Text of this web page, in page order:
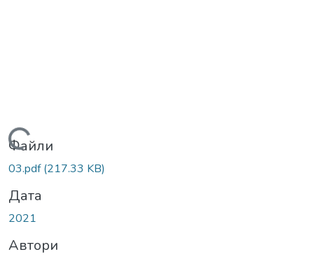
Вантажиться...
Файли
03.pdf(217.33 KB)
Дата
2021
Автори